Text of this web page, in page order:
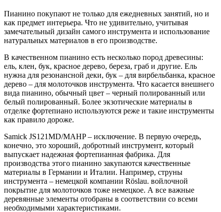
Пианино покупают не только для ежедневных занятий, но и
как предмет интерьера. Что не удивительно, учитывая
замечательный дизайн самого инструмента и использование
натуральных материалов в его производстве.
В качественном пианино есть несколько пород древесины:
ель, клен, бук, красное дерево, береза, граб и другие. Ель
нужна для резонансной деки, бук – для вирбельбанка, красное
дерево – для молоточков инструмента. Что касается внешнего
вида пианино, обычный цвет – черный полированный или
белый полированный. Более экзотические материалы в
отделке фортепиано используются реже и такие инструменты
как правило дороже.
Samick JS121MD/MAHP – исключение. В первую очередь,
конечно, это хороший, добротный инструмент, который
выпускает надежная фортепианная фабрика. Для
производства этого пианино закупаются качественные
материалы в Германии и Италии. Например, струны
инструмента – немецкой компании Röslau. войлочной
покрытие для молоточков тоже немецкое. А все важные
деревянные элементы отобраны в соответствии со всеми
необходимыми характеристиками.